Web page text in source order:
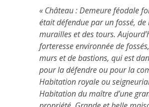
« Château : Demeure féodale
était défendue par un fossé, de
murailles et des tours.
forteresse environnée de
murs et de bastions, qui est
pour la défendre ou pour la
Habitation royale ou
Habitation du maître d’une